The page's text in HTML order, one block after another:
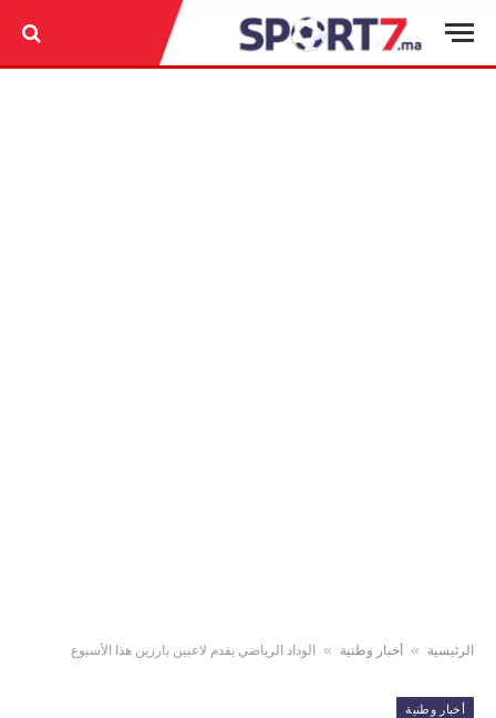
الرئيسية » أخبار وطنية » الوداد الرياضي يقدم لاعبين بارزين هذا الأسبوع
أخبار وطنية